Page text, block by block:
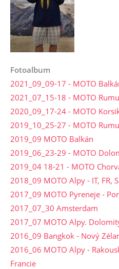
Fotoalbum
2021_09_09-17 - MOTO
2021_07_15-18 - MOTO
2020_09_17-24 - MOTO
2019_10_25-27 - MOTO
2019_09 MOTO Balkán
2019_06_23-29 - MOTO
2019_04 18-21 - MOTO
2018_09 MOTO Alpy - IT, FR,
2017_09 MOTO Pyreneje -
2017_07_30 Amsterdam
2017_07 MOTO Alpy.
2016_09 Bangkok - Nový
2016_06 MOTO Alpy -
Francie